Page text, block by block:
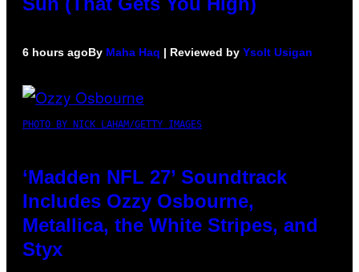
6 hours agoBy Maha Haq | Reviewed by Ysolt Usigan
PHOTO BY NICK LAHAM/GETTY IMAGES
‘Madden NFL 27’ Soundtrack
Includes Ozzy Osbourne,
Metallica, the White Stripes, and
Styx